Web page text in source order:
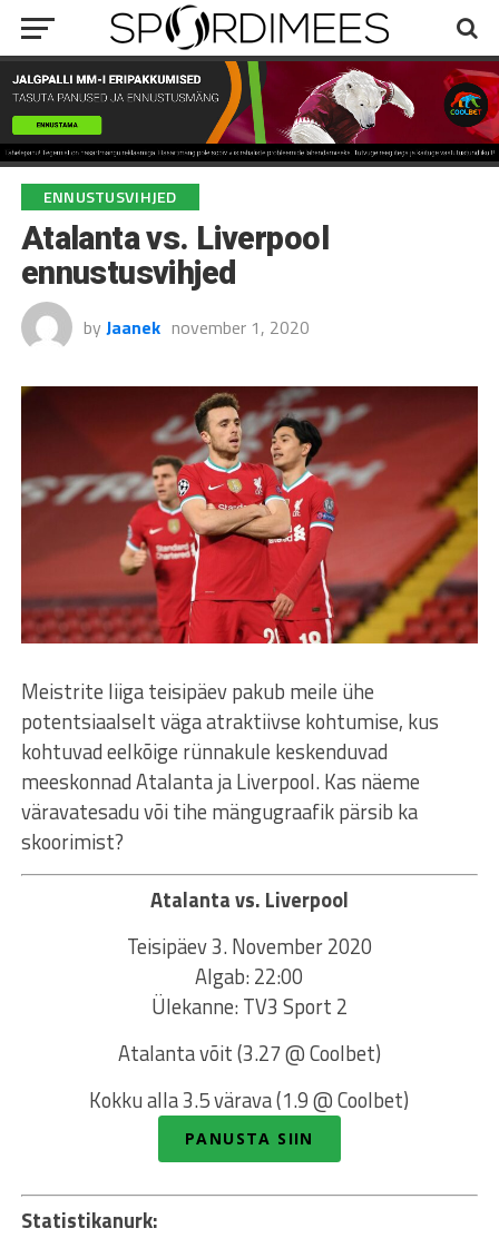
ENNUSTUSVIHJED
Atalanta vs. Liverpool
ennustusvihjed
by Jaanek november 1, 2020
Meistrite liiga teisipäev pakub meile ühe
potentsiaalselt väga atraktiivse kohtumise, kus
kohtuvad eelkõige rünnakule keskenduvad
meeskonnad Atalanta ja Liverpool. Kas näeme
väravatesadu või tihe mängugraafik pärsib ka
skoorimist?
Atalanta vs. Liverpool
Teisipäev 3. November 2020
Algab: 22:00
Ülekanne: TV3 Sport 2
Atalanta võit (3.27 @ Coolbet)
Kokku alla 3.5 värava (1.9 @ Coolbet)
PANUSTA SIIN
Statistikanurk: